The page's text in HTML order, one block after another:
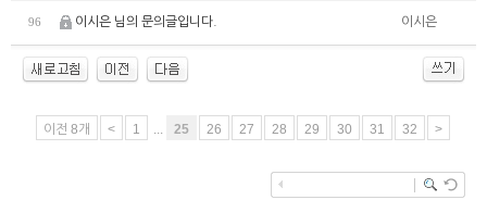
96 이시은 님의 문의글입니다. 이시은
이전 8개 < 1 ... 25 26 27 28 29 30 31 32 >